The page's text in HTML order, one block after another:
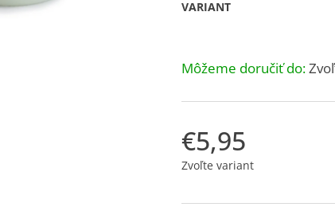
VARIANT
Môžeme doručiť do:
Zvoľte variant
€5,95
Jednotková